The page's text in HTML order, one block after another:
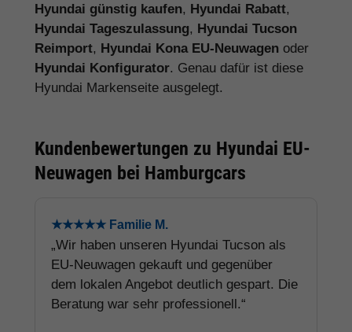
Hyundai günstig kaufen, Hyundai Rabatt,
Hyundai Tageszulassung, Hyundai Tucson
Reimport, Hyundai Kona EU-Neuwagen oder
Hyundai Konfigurator. Genau dafür ist diese
Hyundai Markenseite ausgelegt.
Kundenbewertungen zu Hyundai EU-
Neuwagen bei Hamburgcars
★★★★★ Familie M.
„Wir haben unseren Hyundai Tucson als
EU-Neuwagen gekauft und gegenüber
dem lokalen Angebot deutlich gespart. Die
Beratung war sehr professionell.“